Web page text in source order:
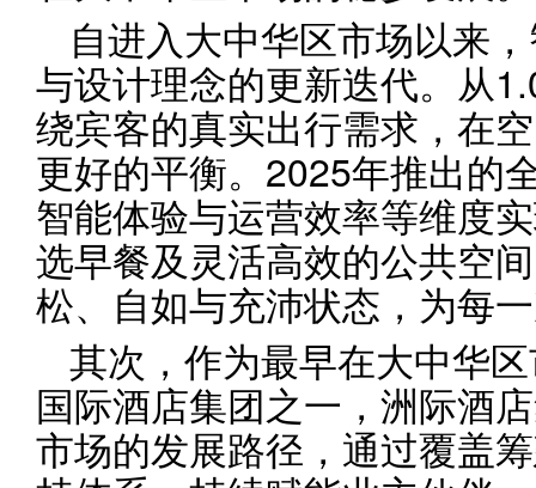
自进入大中华区市场以来
与设计理念的更新迭代。从
绕宾客的真实出行需求，在
更好的平衡。2025年推出的
智能体验与运营效率等维度
选早餐及灵活高效的公共空
松、自如与充沛状态，为每
其次，作为最早在大中华
国际酒店集团之一，洲际酒
市场的发展路径，通过覆盖